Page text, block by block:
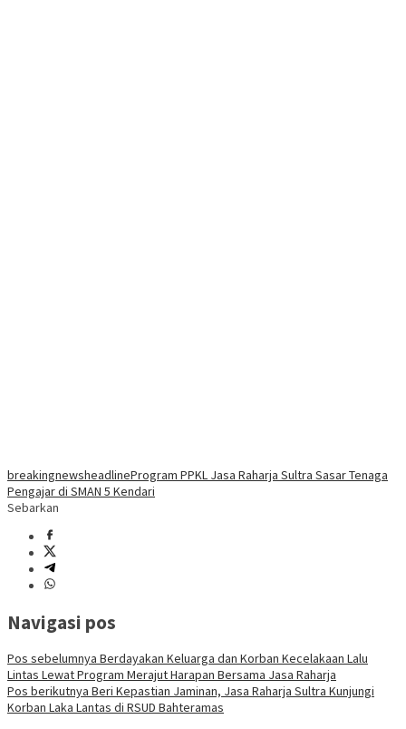
breakingnewsheadlineProgram PPKL Jasa Raharja Sultra Sasar Tenaga
Pengajar di SMAN 5 Kendari
Sebarkan
Navigasi pos
Pos sebelumnya Berdayakan Keluarga dan Korban Kecelakaan Lalu
Lintas Lewat Program Merajut Harapan Bersama Jasa Raharja
Pos berikutnya Beri Kepastian Jaminan, Jasa Raharja Sultra Kunjungi
Korban Laka Lantas di RSUD Bahteramas